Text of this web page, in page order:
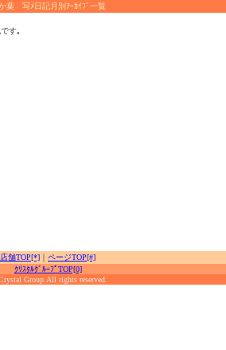
葉 写ﾒ日記月別ｱｰｶｲﾌﾞ一覧
す｡
店舗TOP[*] ｜ ページTOP[#]
ｸﾘｽﾀﾙｸﾞﾙｰﾌﾟTOP[0]
Group.All rights reserved.